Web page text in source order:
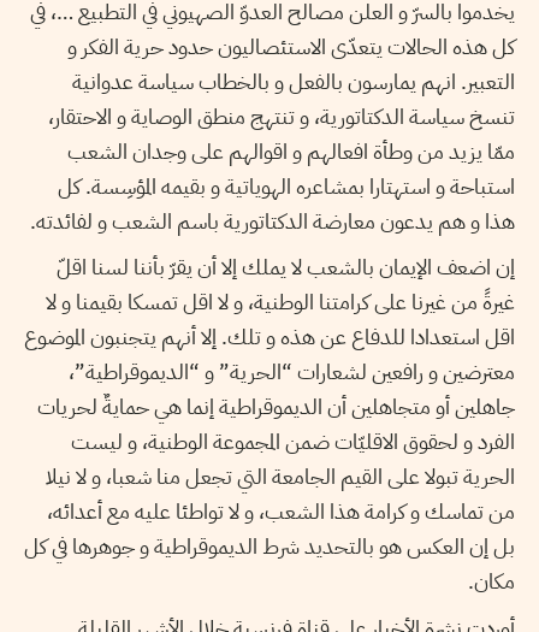
يخدموا بالسرّ و العلن مصالح العدوّ الصهيوني في التطبيع …، في
كل هذه الحالات يتعدّى الاستئصاليون حدود حرية الفكر و
التعبير. انهم يمارسون بالفعل و بالخطاب سياسة عدوانية
تنسخ سياسة الدكتاتورية، و تنتهج منطق الوصاية و الاحتقار،
ممّا يزيد من وطأة افعالهم و اقوالهم على وجدان الشعب
استباحة و استهتارا بمشاعره الهوياتية و بقيمه المؤسِسة. كل
هذا و هم يدعون معارضة الدكتاتورية باسم الشعب و لفائدته.
إن اضعف الإيمان بالشعب لا يملك إلا أن يقرّ بأننا لسنا اقلّ
غيرةً من غيرنا على كرامتنا الوطنية، و لا اقل تمسكا بقيمنا و لا
اقل استعدادا للدفاع عن هذه و تلك. إلا أنهم يتجنبون الموضوع
معترضين و رافعين لشعارات “الحرية” و “الديموقراطية”،
جاهلين أو متجاهلين أن الديموقراطية إنما هي حمايةٌ لحريات
الفرد و لحقوق الاقليّات ضمن المجموعة الوطنية، و ليست
الحرية تبولا على القيم الجامعة التي تجعل منا شعبا، و لا نيلا
من تماسك و كرامة هذا الشعب، و لا تواطئا عليه مع أعدائه،
بل إن العكس هو بالتحديد شرط الديموقراطية و جوهرها في كل
مكان.